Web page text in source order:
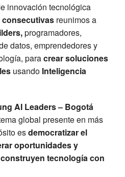
innovación tecnológica
consecutivas reunimos a
programadores,
datos, emprendedores y
paracrear soluciones
usando Inteligencia
AI Leaders – Bogotá
global presente en más
esdemocratizar el
oportunidades y
tecnología con